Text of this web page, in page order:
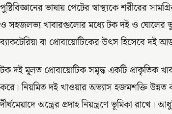
পুষ্টিবিজ্ঞানের ভাষায় পেটের স্বাস্থ্যকে শরীরের
ও সহজলভ্য খাবারগুলোর মধ্যে টক দই ও ঘোলের
ব্যাকটেরিয়া বা প্রোবায়োটিকের উৎস হিসেবে
টক দই মূলত প্রোবায়োটিক সমৃদ্ধ একটি প্রাকৃতিক
করে। নিয়মিত দই খাওয়ার অভ্যাস হজমশক্তি
দীর্ঘমেয়াদে অন্ত্রের প্রদাহ নিয়ন্ত্রণে ভূমিকা